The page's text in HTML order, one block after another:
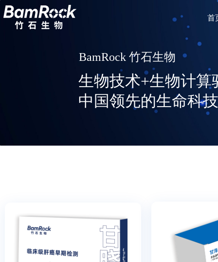
首
生物技术+生物计算
中国领先的生命科
BamRock 竹石生物